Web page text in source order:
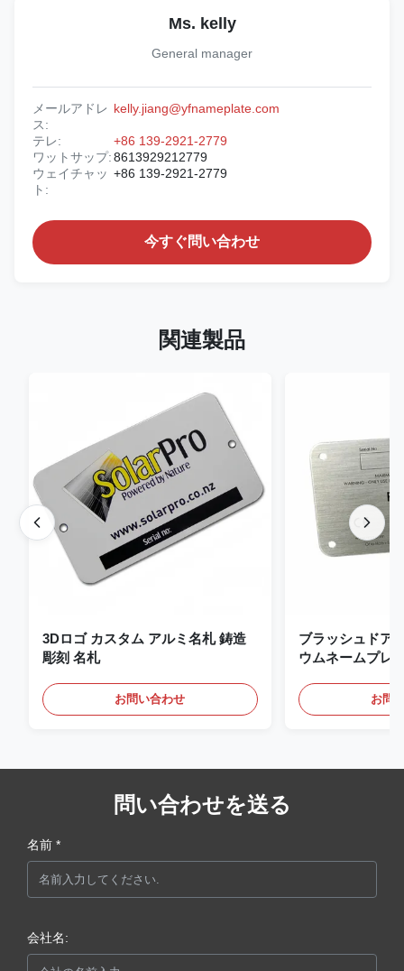
Ms. kelly
General manager
メールアドレ
ス:
kelly.jiang@yfnameplate.com
テレ:
+86 139-2921-2779
ワットサップ:8613929212779
ウェイチャッ
ト:
+86 139-2921-2779
今すぐ問い合わせ
関連製品
3Dロゴ カスタム アルミ名札 鋳造
彫刻 名札
お問い合わせ
ブラッシュドア
ウムネームプレ
お問
問い合わせを送る
名前 *
会社名: